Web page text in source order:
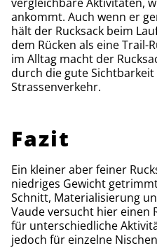
ankommt. Auch wenn er
hält der Rucksack beim
dem Rücken als eine Trail-
im Alltag macht der
durch die gute
Strassenverkehr.
Fazit
Ein kleiner aber feiner
niedriges Gewicht
Schnitt, Materialisierung
Vaude versucht hier einen
für unterschiedliche
jedoch für einzelne